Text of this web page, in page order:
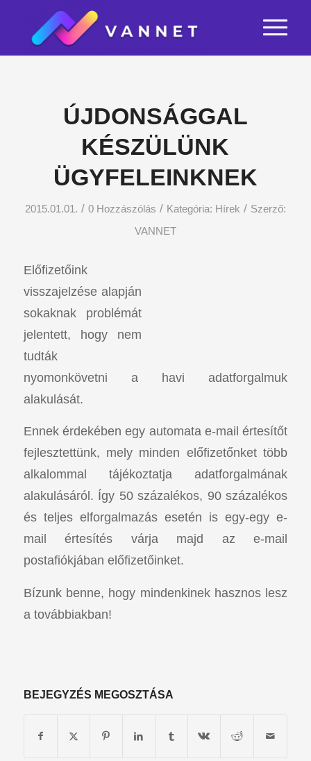
ÚJDONSÁGGAL
KÉSZÜLÜNK
ÜGYFELEINKNEK
2015.01.01. / 0 Hozzászólás / Kategória: Hírek / Szerző:
VANNET
Előfizetőink
visszajelzése alapján
sokaknak problémát
jelentett, hogy nem
tudták
nyomonkövetni a havi adatforgalmuk
alakulását.
Ennek érdekében egy automata e-mail értesítőt
fejlesztettünk, mely minden előfizetőnket több
alkalommal tájékoztatja adatforgalmának
alakulásáról. Így 50 százalékos, 90 százalékos
és teljes elforgalmazás esetén is egy-egy e-
mail értesítés várja majd az e-mail
postafiókjában előfizetőinket.
Bízunk benne, hogy mindenkinek hasznos lesz
a továbbiakban!
BEJEGYZÉS MEGOSZTÁSA